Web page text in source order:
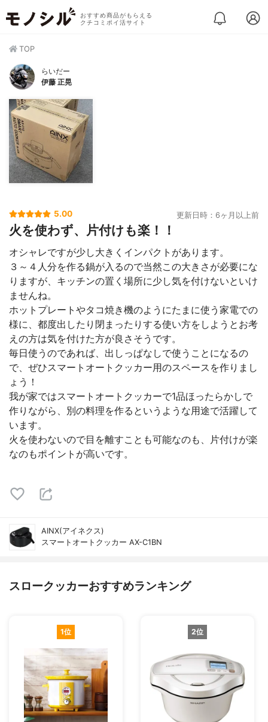
おすすめ商品がもらえる
クチコミポイ活サイト
TOP
らいだー
伊藤 正晃
5.00 更新日時：6ヶ月以上前
火を使わず、片付けも楽！！
オシャレですが少し大きくインパクトがあります。
３～４人分を作る鍋が入るので当然この大きさが必要にな
りますが、キッチンの置く場所に少し気を付けないといけ
ませんね。
ホットプレートやタコ焼き機のようにたまに使う家電での
様に、都度出したり閉まったりする使い方をしようとお考
えの方は気を付けた方が良さそうです。
毎日使うのであれば、出しっぱなしで使うことになるの
で、ぜひスマートオートクッカー用のスペースを作りまし
ょう！
我が家ではスマートオートクッカーで1品ほったらかしで
作りながら、別の料理を作るというような用途で活躍して
います。
火を使わないので目を離すことも可能なのも、片付けが楽
なのもポイントが高いです。
AINX(アイネクス)
スマートオートクッカー AX-C1BN
スロークッカーおすすめランキング
1位 2位